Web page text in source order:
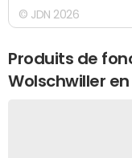
© JDN 2026
Produits de
Wolschwiller